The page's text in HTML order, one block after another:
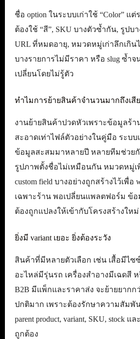
ชื่อ option ในระบบเก่าใช้ “Color” แ
ต้องใช้ “สี”, SKU บางตัวซ้ำกัน, รูปบ
URL ที่หมดอายุ, หมวดหมู่เก่าลึกเกิน
บางรายการไม่มีราคา หรือ slug ซ้ำจ
เปลี่ยนโดยไม่รู้ตัว
ทำไมการย้ายสินค้าจำนวนมากถึงเสีย
งานย้ายสินค้าปวดหัวเพราะข้อมูลร้า
สะอาดเท่าไฟล์ตัวอย่างในคู่มือ ระบบ
ข้อมูลสะสมมาหลายปี หลายทีมช่วย
รูปภาพตั้งชื่อไม่เหมือนกัน หมวดหมู่เ
custom field บางอย่างถูกสร้างไว้เพื่อ
เฉพาะร้าน พอเปลี่ยนแพลตฟอร์ม ข้อ
ต้องถูกแปลงให้เข้ากับโครงสร้างใหม่
ยิ่งมี variant เยอะ ยิ่งต้องระวัง
สินค้าที่มีหลายตัวเลือก เช่น เสื้อมีไซ
อะไหล่มีรุ่นรถ เครื่องสำอางมีเฉดสี
B2B มีแพ็กและราคาส่ง จะย้ายยากก
ปกติมาก เพราะต้องรักษาความสัมพั
parent product, variant, SKU, stock แ
ถูกต้อง